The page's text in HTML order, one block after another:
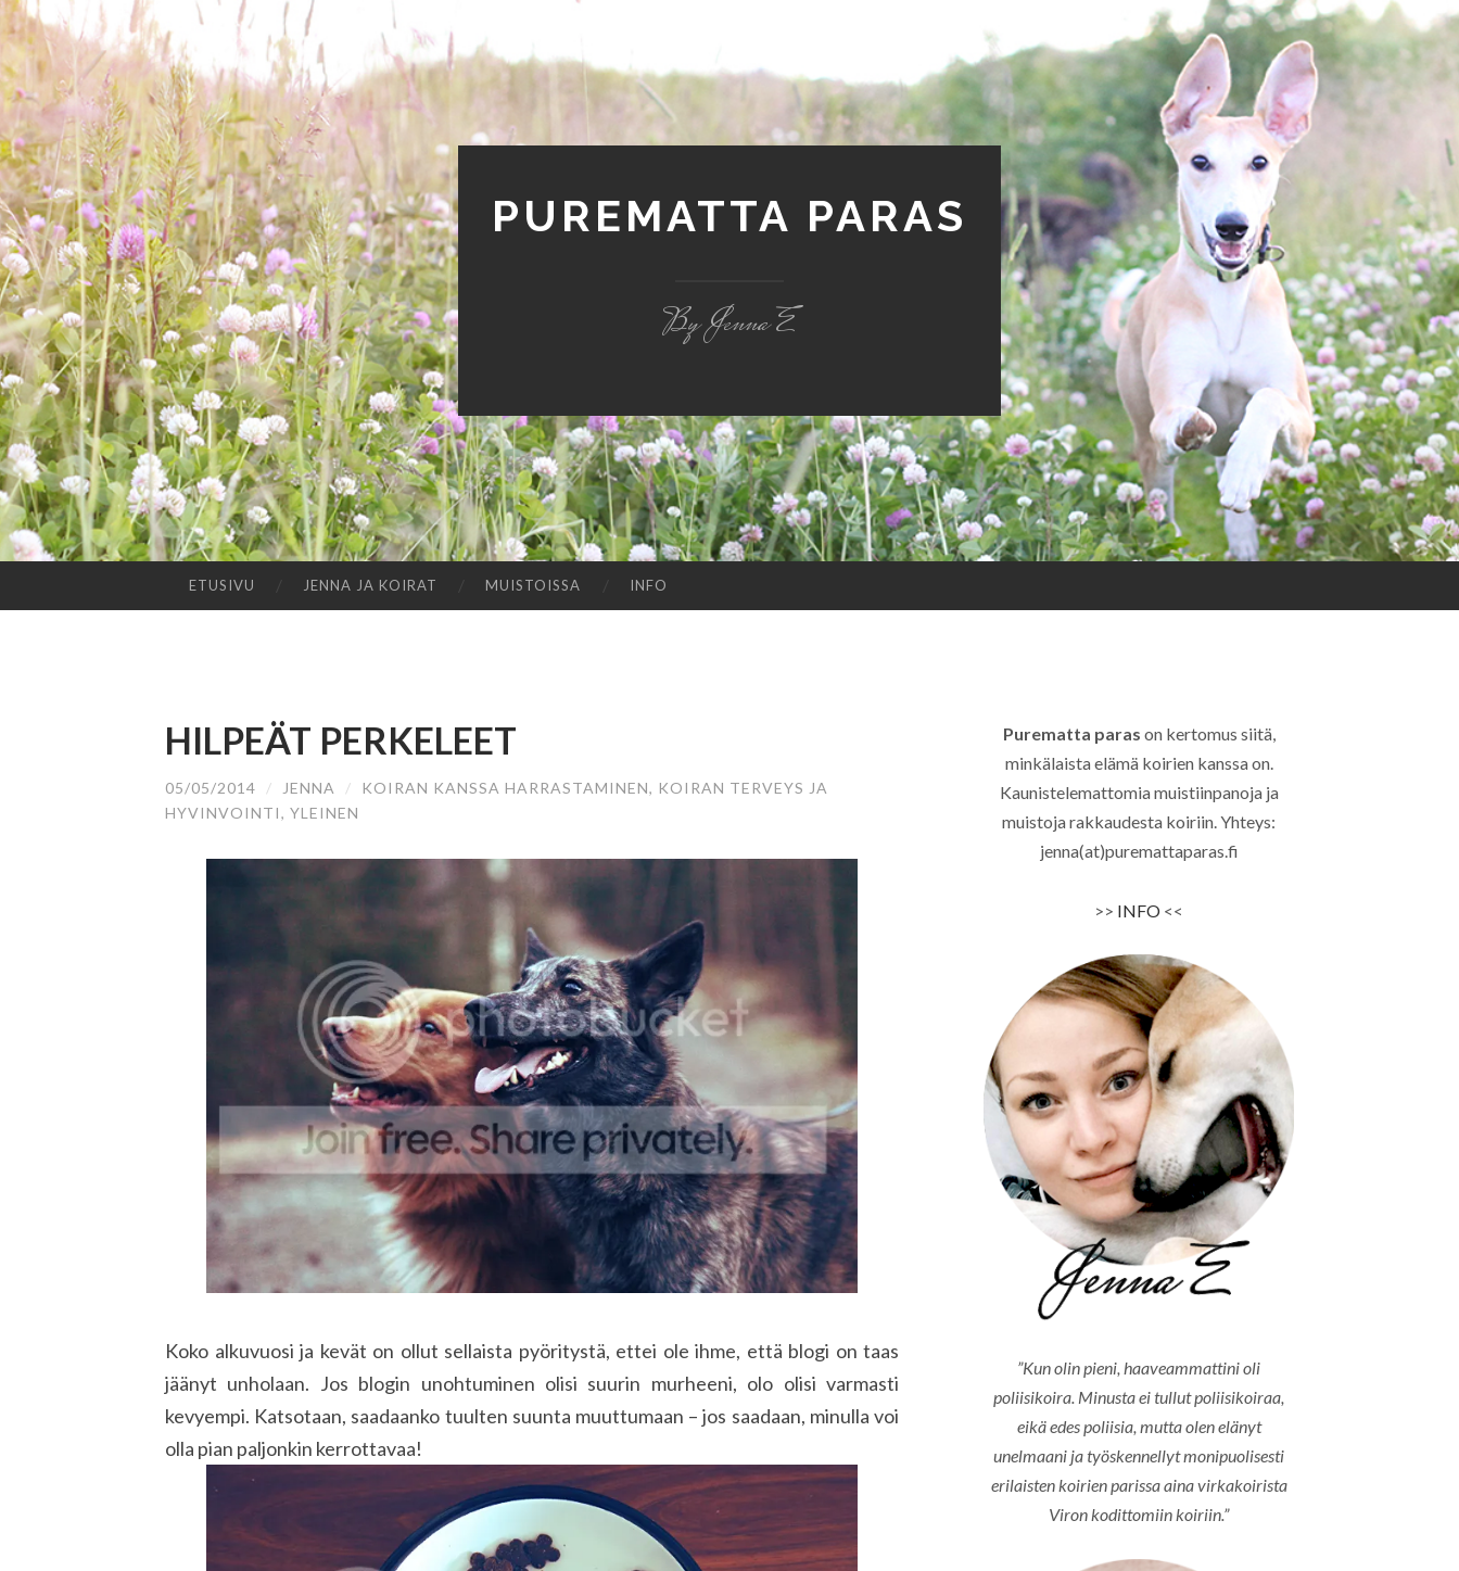
PUREMATTA PARAS
By Jenna E
SISÄLTÖÖN
ETUSIVU JENNA JA KOIRAT MUISTOISSA INFO
HILPEÄT PERKELEET
05/05/2014 / JENNA / KOIRAN KANSSA HARRASTAMINEN, KOIRAN TERVEYS JA
HYVINVOINTI, YLEINEN
Koko alkuvuosi ja kevät on ollut sellaista pyöritystä, ettei ole ihme, että blogi on taas
jäänyt unholaan. Jos blogin unohtuminen olisi suurin murheeni, olo olisi varmasti
kevyempi. Katsotaan, saadaanko tuulten suunta muuttumaan – jos saadaan, minulla voi
olla pian paljonkin kerrottavaa!
Purematta paras on kertomus siitä,
minkälaista elämä koirien kanssa on.
Kaunistelemattomia muistiinpanoja ja
muistoja rakkaudesta koiriin. Yhteys:
jenna(at)puremattaparas.fi
>> INFO <<
”Kun olin pieni, haaveammattini oli
poliisikoira. Minusta ei tullut poliisikoiraa,
eikä edes poliisia, mutta olen elänyt
unelmaani ja työskennellyt monipuolisesti
erilaisten koirien parissa aina virkakoirista
Viron kodittomiin koiriin.”